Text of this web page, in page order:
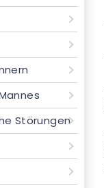
Störungen